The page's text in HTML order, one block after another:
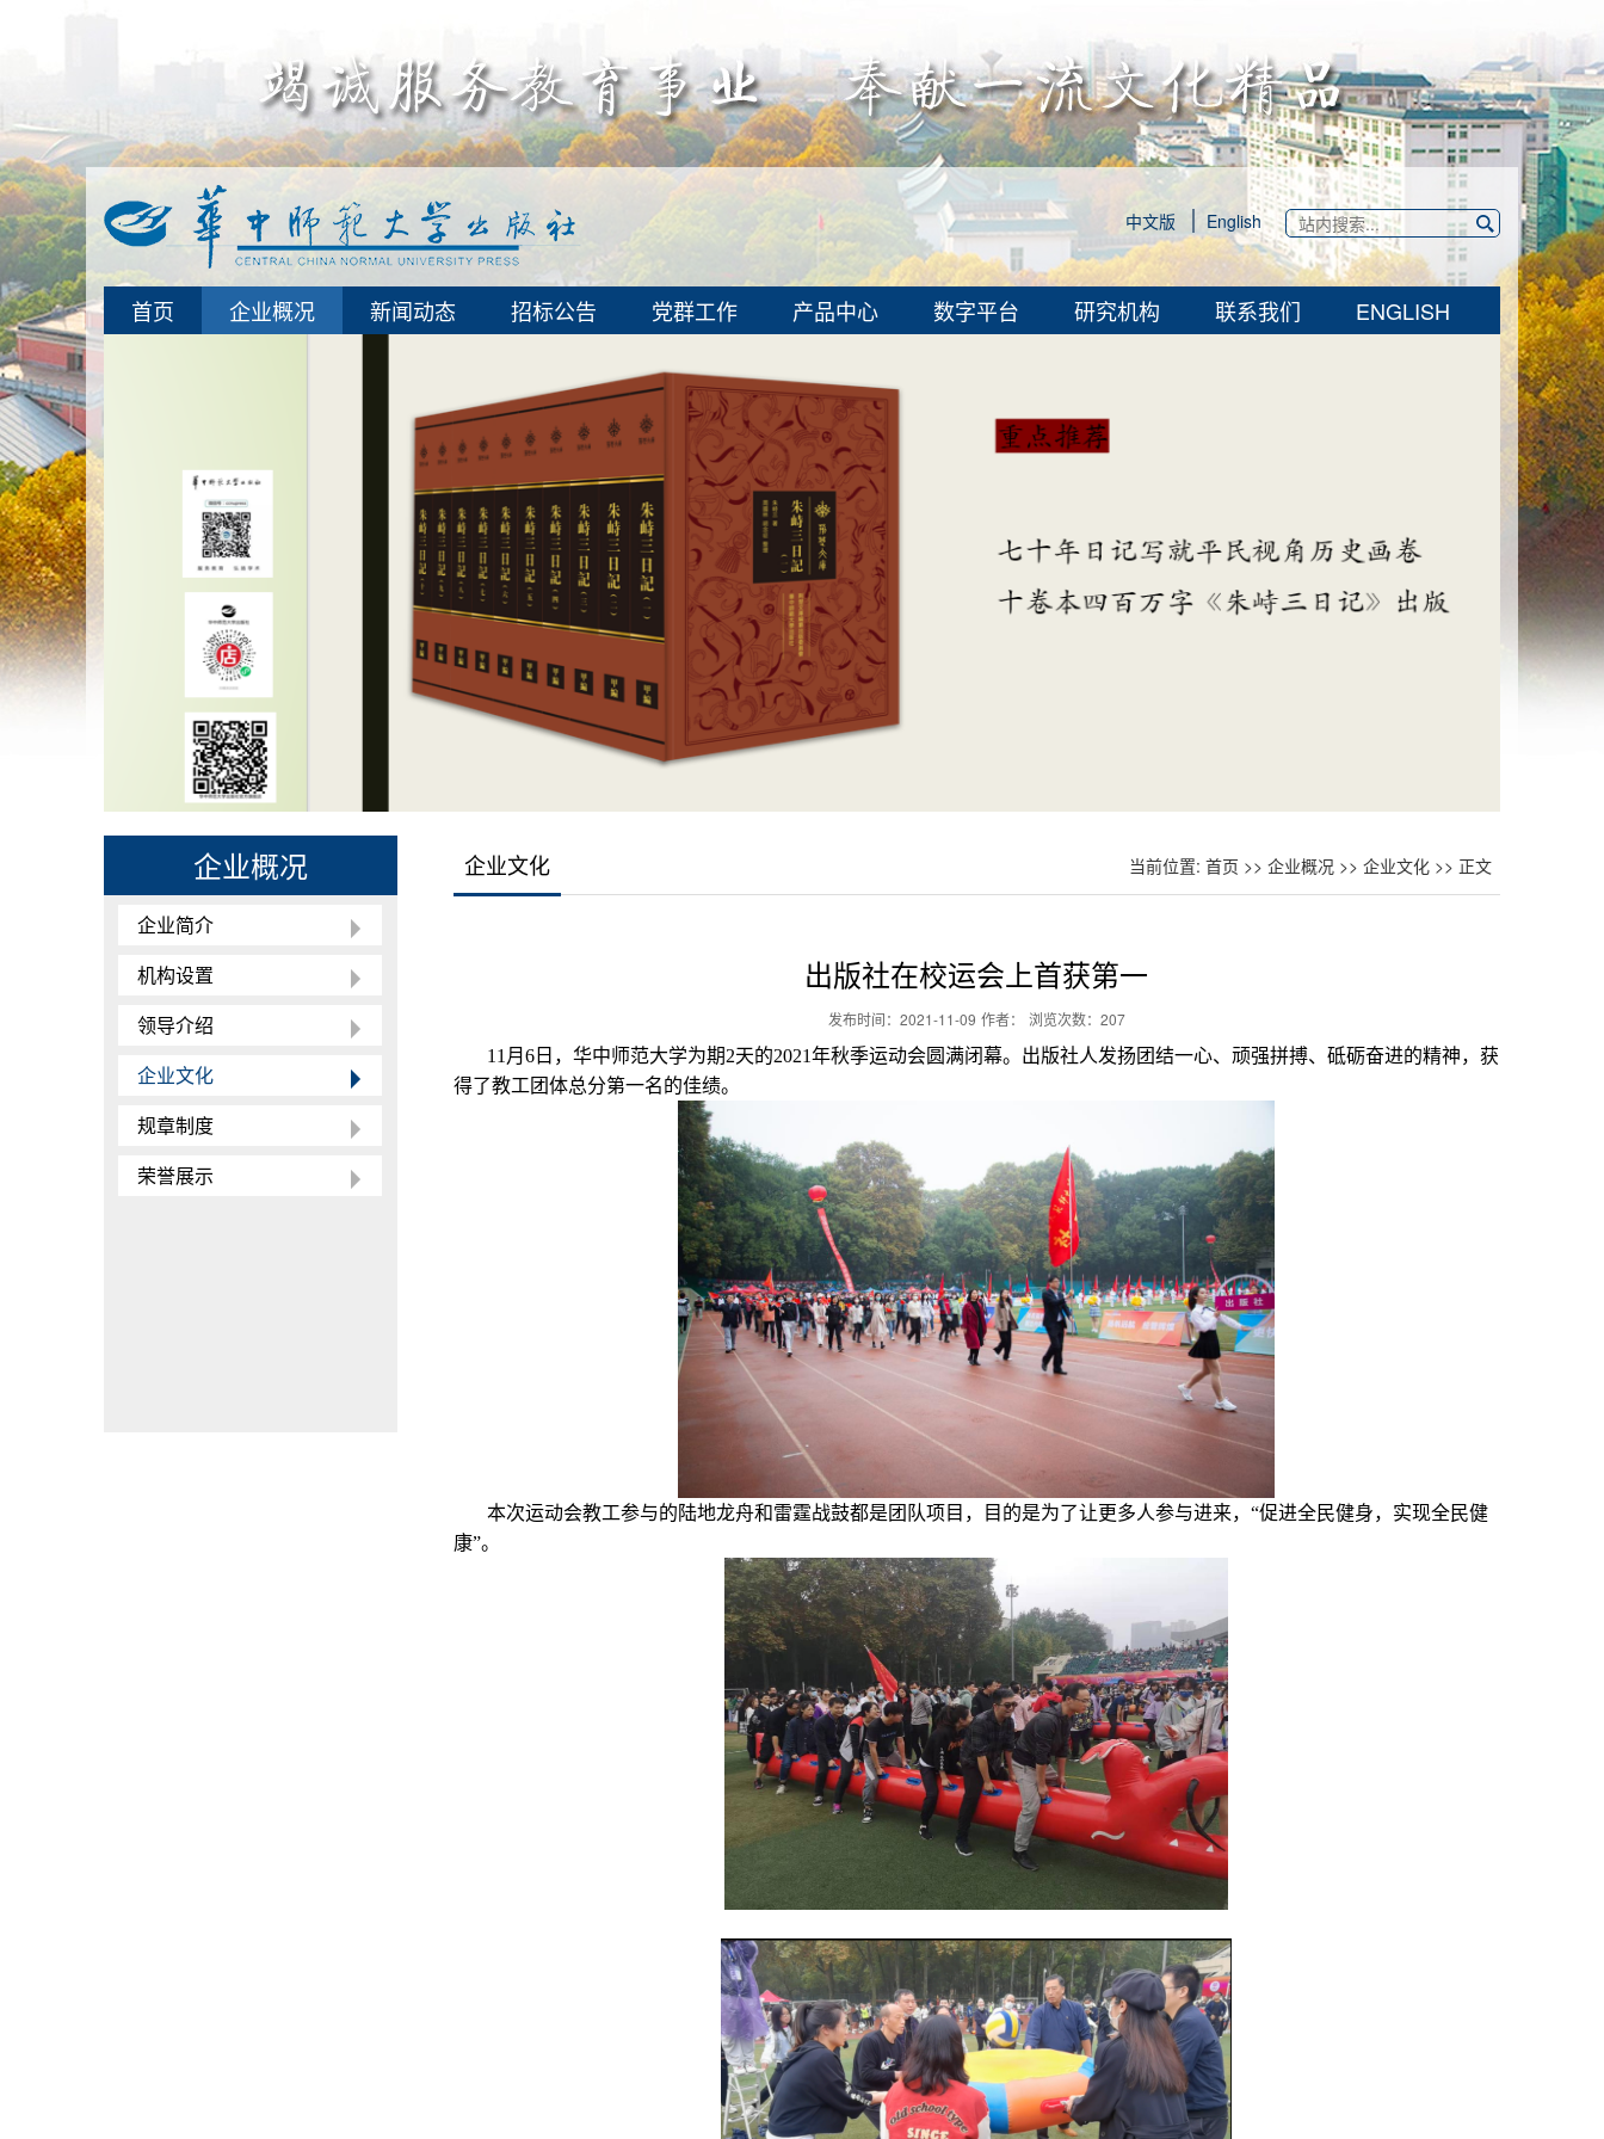
中文版 English
首页 企业概况 新闻动态 招标公告 党群工作 产品中心 数字平台 研究机构 联系我们 ENGLISH
企业概况
企业简介
机构设置
领导介绍
企业文化
规章制度
荣誉展示
企业文化 当前位置: 首页 >> 企业概况 >> 企业文化 >> 正文
出版社在校运会上首获第一
发布时间： 2021-11-09 作者： 浏览次数： 207
11月6日，华中师范大学为期2天的2021年秋季运动会圆满闭幕。出版社人发扬团结一心、顽强拼搏、砥砺奋进的精神，获
得了教工团体总分第一名的佳绩。
本次运动会教工参与的陆地龙舟和雷霆战鼓都是团队项目，目的是为了让更多人参与进来，“促进全民健身，实现全民健
康”。